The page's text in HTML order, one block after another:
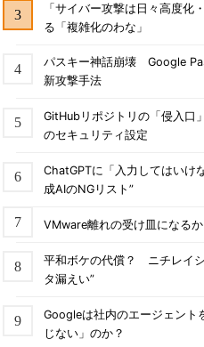
「サイバー攻撃は日々高度
る「複雑化のわな」
パスキー神話崩壊 Google
新攻撃手法
GitHubリポジトリの「侵入
のセキュリティ設定
ChatGPTに「入力してはい
成AIのNGリスト”
VMware離れの受け皿になる
平和ボケの代償？ ニチレイ
タ漏えい”
Googleは社内のエージェン
じない」のか？